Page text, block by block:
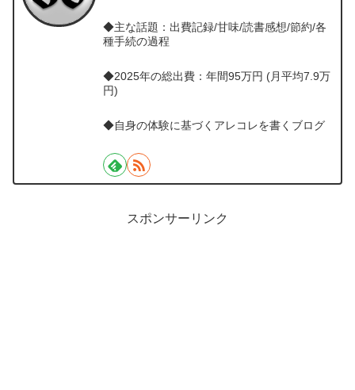
◆主な話題：出費記録/甘味/読書感想/節約/各
種手続の過程
◆2025年の総出費：年間95万円 (月平均7.9万
円)
◆自身の体験に基づくアレコレを書くブログ
スポンサーリンク